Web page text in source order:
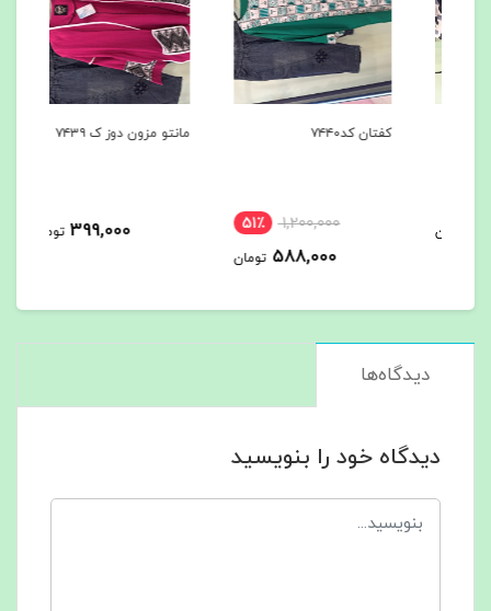
کفتان کد۷۴۴۰
1,200,000 51٪
588,000 تومان
مانتو مزون دوز ک ۷۴۳۹
399,000 تومان
دیدگاه‌ها
دیدگاه خود را بنویسید